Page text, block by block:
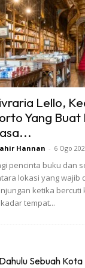
Lello,
Yang Buat
Hannan - 6 Ogo
pencinta buku dan
lokasi yang wajib
ketika bercuti
tempat...
Dahulu Sebuah